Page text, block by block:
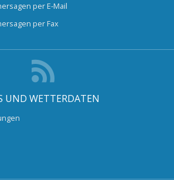
per E-Mail
per Fax
UND WETTERDATEN